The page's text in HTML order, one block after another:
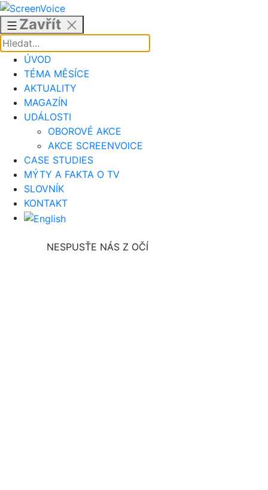
Přejít
obsahu
Zavřít
ÚVOD
TÉMA MĚSÍCE
AKTUALITY
MAGAZÍN
UDÁLOSTI
OBOROVÉ AKCE
AKCE SCREENVOICE
CASE STUDIES
MÝTY A FAKTA O TV
SLOVNÍK
KONTAKT
NESPUSŤE NÁS Z OČÍ